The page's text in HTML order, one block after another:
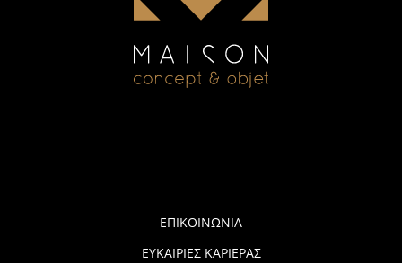
ΕΠΙΚΟΙΝΩΝΙΑ
ΕΥΚΑΙΡΙΕΣ ΚΑΡΙΕΡΑΣ